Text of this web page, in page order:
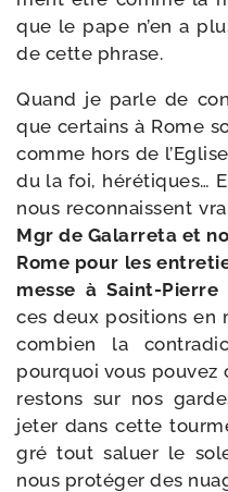
que le pape n’en a
de cette phrase.
Quand je parle de
que cer­tains à Rome
comme hors de
du la foi, héré­tiques…
nous recon­naissent
Mgr de Galarreta et
Rome pour les
messe à Saint-​
ces deux posi­tions en
com­bien la
pour­quoi vous pou­vez
res­tons sur nos
jeter dans cette
gré tout saluer le
nous pro­té­ger des